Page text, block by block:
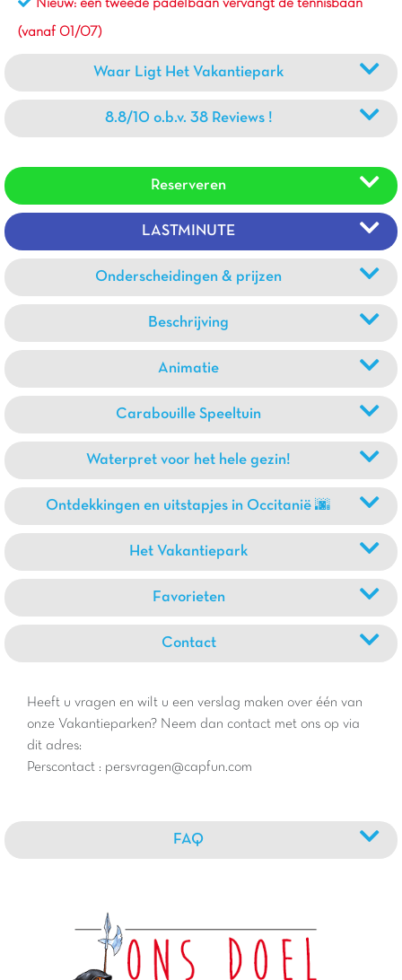
Nieuw: een tweede padelbaan vervangt de tennisbaan
(vanaf 01/07)
Waar Ligt Het Vakantiepark
8.8/10 o.b.v. 38 Reviews !
Reserveren
LASTMINUTE
Onderscheidingen & prijzen
Beschrijving
Animatie
Carabouille Speeltuin
Waterpret voor het hele gezin!
Ontdekkingen en uitstapjes in Occitanië 🌆
Het Vakantiepark
Favorieten
Contact
Heeft u vragen en wilt u een verslag maken over één van
onze Vakantieparken? Neem dan contact met ons op via
dit adres:
Perscontact : persvragen@capfun.com
FAQ